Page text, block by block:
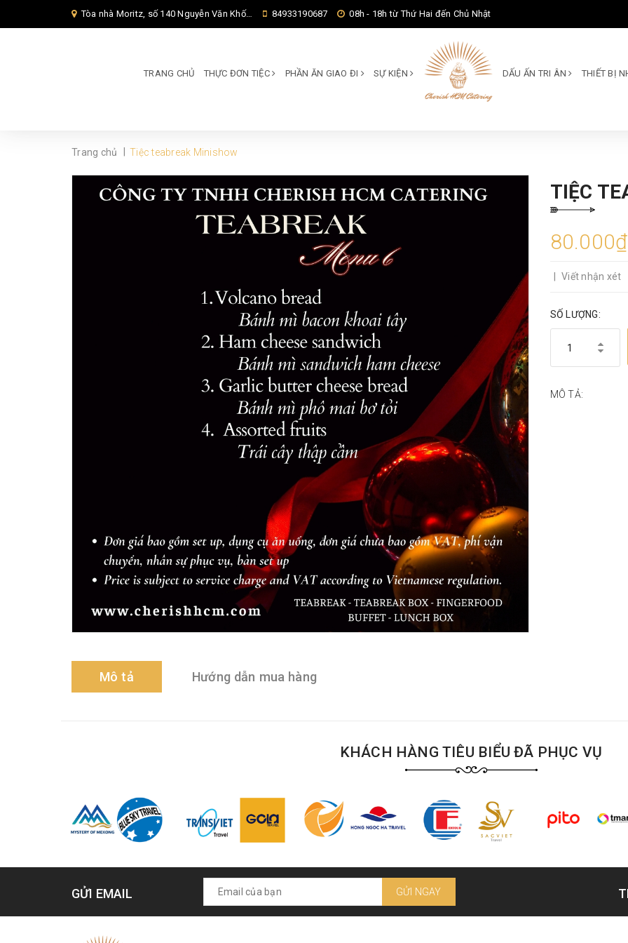
Tòa nhà Moritz, số 140 Nguyễn Văn Khối, Phường Thông Tây Hội, Thành phố Hồ Chí Minh, TP Hồ Chí Minh, 84933190687 08h - 18h từ Thứ Hai đến Chủ Nhật
TRANG CHỦ THỰC ĐƠN TIỆC PHẦN ĂN GIAO ĐI SỰ KIỆN DẤU ẤN TRI ÂN THIẾT BỊ
Trang chủ Tiệc teabreak Minishow
TIỆC
80.000₫
Viết nhận xét
SỐ LƯỢNG:
MÔ TẢ:
Mô tả Hướng dẫn mua hàng
KHÁCH HÀNG TIÊU BIỂU ĐÃ PHỤC VỤ
GỬI EMAIL GỬI NGAY